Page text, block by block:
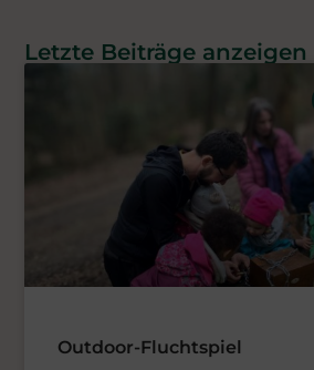
Letzte Beiträge anzeigen
Outdoor-Fluchtspiel